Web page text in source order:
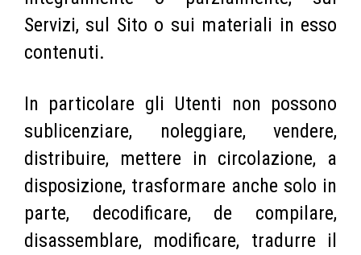
Servizi, sul Sito o sui materiali in esso
contenuti.
In particolare gli Utenti non possono
sublicenziare, noleggiare, vendere,
distribuire, mettere in circolazione, a
disposizione, trasformare anche solo in
parte, decodificare, de compilare,
disassemblare, modificare, tradurre il